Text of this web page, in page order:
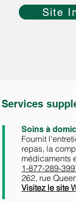
Site
Services
Soins à
Fournit
repas, la
médicaments
1-877-289-
262, rue
Visitez le site